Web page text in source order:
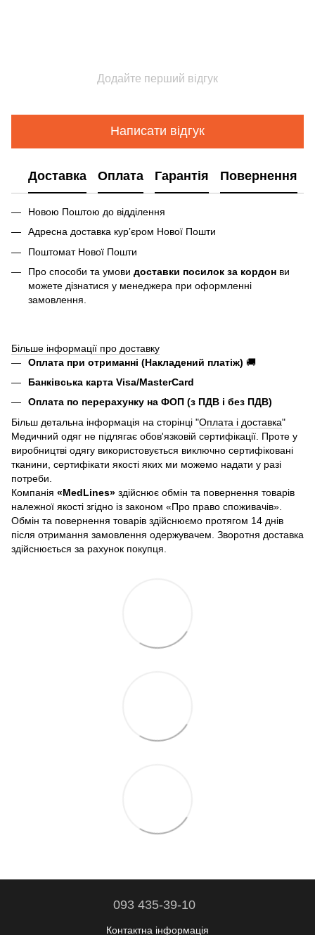
Додайте перший відгук
Написати відгук
Доставка Оплата Гарантія Повернення
Новою Поштою до відділення
Адресна доставка курʼєром Нової Пошти
Поштомат Нової Пошти
Про способи та умови доставки посилок за кордон ви
можете дізнатися у менеджера при оформленні
замовлення.
Більше інформації про доставку
Оплата при отриманні (Накладений платіж) 🚚
Банківська карта Visa/MasterCard
Оплата по перерахунку на ФОП (з ПДВ і без ПДВ)
Більш детальна інформація на сторінці "Оплата і доставка"
Медичний одяг не підлягає обов'язковій сертифікації. Проте у
виробництві одягу використовується виключно сертифіковані
тканини, сертифікати якості яких ми можемо надати у разі
потреби.
Компанія «MedLines» здійснює обмін та повернення товарів
належної якості згідно із законом «Про право споживачів».
Обмін та повернення товарів здійснюємо протягом 14 днів
після отримання замовлення одержувачем. Зворотня доставка
здійснюється за рахунок покупця.
093 435-39-10
Контактна інформація